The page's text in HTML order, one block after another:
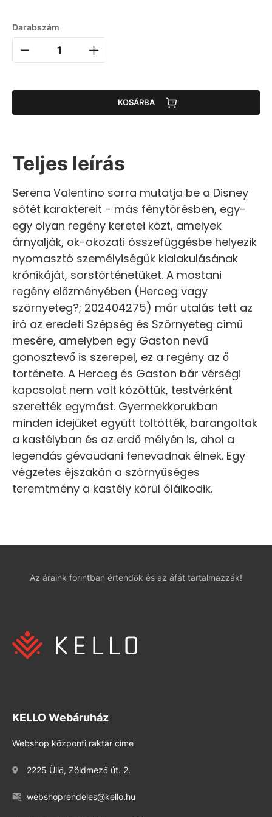
Darabszám
KOSÁRBA
Teljes leírás
Serena Valentino sorra mutatja be a Disney
sötét karaktereit - más fénytörésben, egy-
egy olyan regény keretei közt, amelyek
árnyalják, ok-okozati összefüggésbe helyezik
nyomasztó személyiségük kialakulásának
krónikáját, sorstörténetüket. A mostani
regény előzményében (Herceg vagy
szörnyeteg?; 202404275) már utalás tett az
író az eredeti Szépség és Szörnyeteg című
mesére, amelyben egy Gaston nevű
gonosztevő is szerepel, ez a regény az ő
története. A Herceg és Gaston bár vérségi
kapcsolat nem volt közöttük, testvérként
szerették egymást. Gyermekkorukban
minden idejüket együtt töltötték, barangoltak
a kastélyban és az erdő mélyén is, ahol a
legendás gévaudani fenevadnak élnek. Egy
végzetes éjszakán a szörnyűséges
teremtmény a kastély körül ólálkodik.
Az áraink forintban értendők és az áfát tartalmazzák!
KELLO Webáruház
Webshop központi raktár címe
2225 Üllő, Zöldmező út. 2.
webshoprendeles@kello.hu